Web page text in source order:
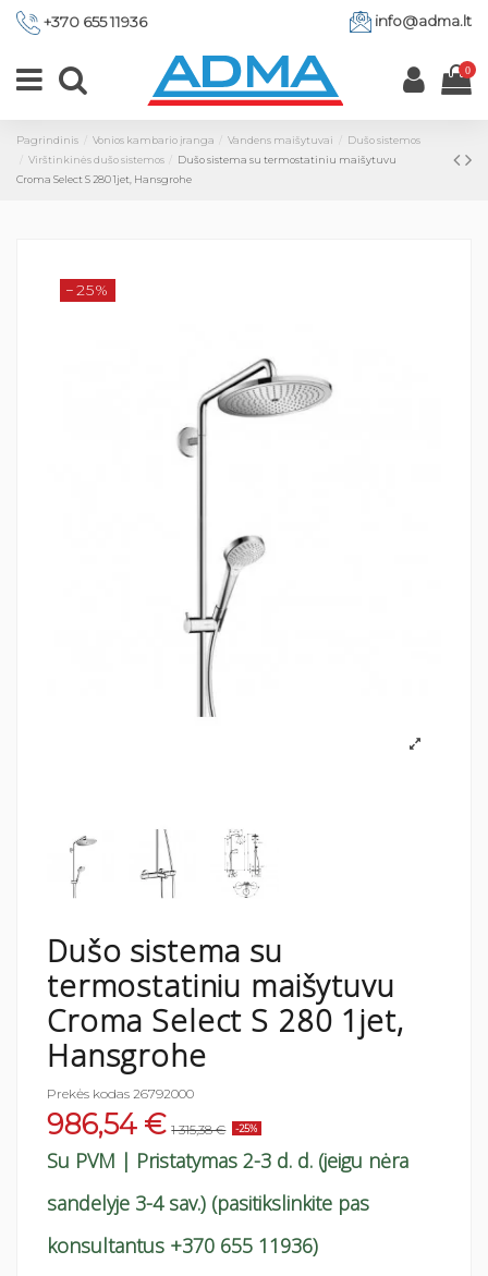
+370 655 11936 info@adma.lt
0
Pagrindinis Vonios kambario įranga Vandens maišytuvai
Dušo sistemos
Virštinkinės dušo sistemos
Dušo sistema su termostatiniu maišytuvu
Croma Select S 280 1jet, Hansgrohe
−25%
Dušo sistema su
termostatiniu maišytuvu
Croma Select S 280 1jet,
Hansgrohe
Prekės kodas 26792000
986,54 € 1 315,38 € -25%
Su PVM | Pristatymas 2-3 d. d. (jeigu nėra
sandelyje 3-4 sav.) (pasitikslinkite pas
konsultantus +370 655 11936)